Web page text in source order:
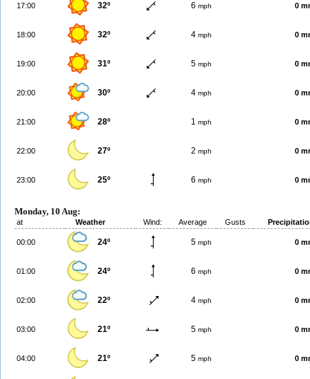
17:00 32º 6 mph 0
18:00 32º 4 mph 0
19:00 31º 5 mph 0
20:00 30º 4 mph 0
21:00 28º 1 mph 0
22:00 27º 2 mph 0
23:00 25º 6 mph 0
Monday, 10 Aug:
at Weather Wind: Average Gusts
00:00 24º 5 mph 0
01:00 24º 6 mph 0
02:00 22º 4 mph 0
03:00 21º 5 mph 0
04:00 21º 5 mph 0